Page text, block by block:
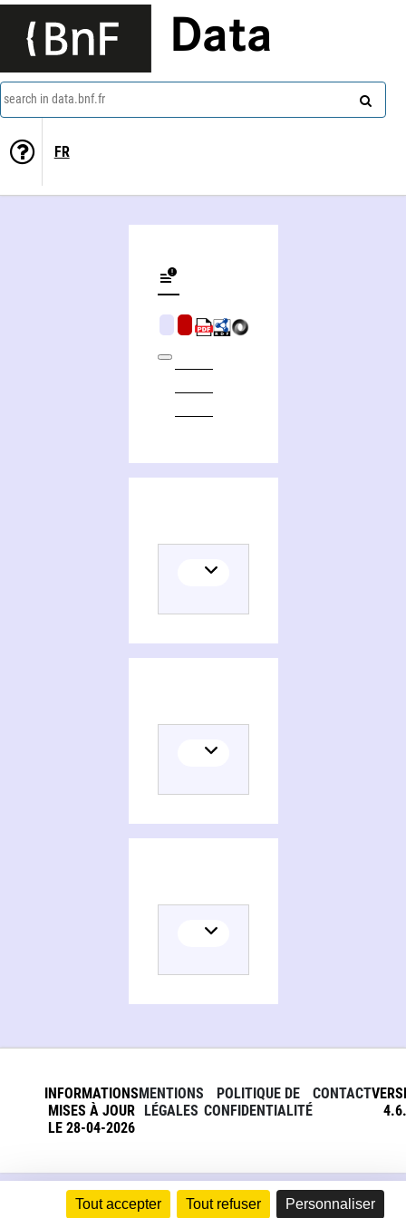
Tout accepter Tout refuser Personnaliser
Data
search in data.bnf.fr
FR
INFORMATIONS
MISES À JOUR
LE 28-04-2026
MENTIONS
LÉGALES
POLITIQUE DE
CONFIDENTIALITÉ
CONTACT